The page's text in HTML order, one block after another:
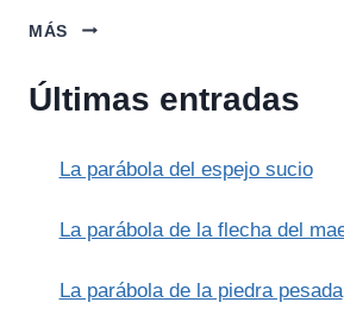
MÁS
EL
ISSUN-
Últimas entradas
La parábola del espejo sucio
La parábola de la flecha del
La parábola de la piedra pesada